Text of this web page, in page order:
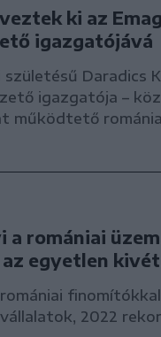
ki az Emag
igazgatójává
Daradics
igazgatója –
működtető
a romániai
egyetlen
2022